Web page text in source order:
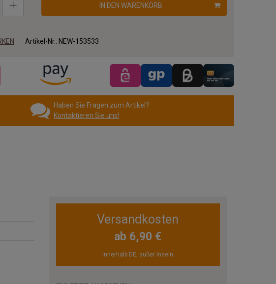
IN DEN WARENKORB
Artikel-Nr.: NEW-153533
Haben Sie Fragen zum Artikel?
Kontaktieren Sie uns!
Versandkosten
ab 6,90 €
innerhalb DE, außer Inseln